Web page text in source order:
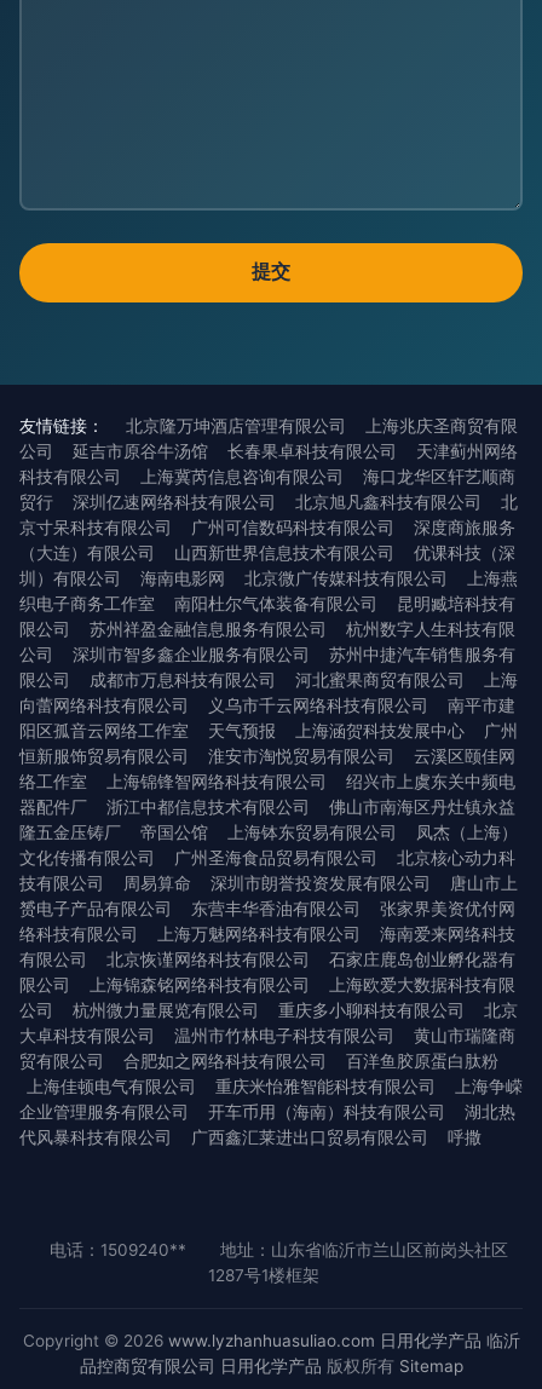
友情链接： 北京隆万坤酒店管理有限公司
上海兆庆圣商贸有限
公司
延吉市原谷牛汤馆 长春果卓科技有限公司
天津蓟州网络
科技有限公司
上海冀芮信息咨询有限公司
海口龙华区轩艺顺商
贸行
深圳亿速网络科技有限公司 北京旭凡鑫科技有限公司
北
京寸呆科技有限公司
广州可信数码科技有限公司
深度商旅服务
（大连）有限公司
山西新世界信息技术有限公司
优课科技（深
圳）有限公司
海南电影网 北京微广传媒科技有限公司
上海燕
织电子商务工作室
南阳杜尔气体装备有限公司
昆明臧培科技有
限公司
苏州祥盈金融信息服务有限公司
杭州数字人生科技有限
公司
深圳市智多鑫企业服务有限公司
苏州中捷汽车销售服务有
限公司
成都市万息科技有限公司 河北蜜果商贸有限公司
上海
向蕾网络科技有限公司
义乌市千云网络科技有限公司
南平市建
阳区孤音云网络工作室
天气预报 上海涵贺科技发展中心
广州
恒新服饰贸易有限公司
淮安市淘悦贸易有限公司
云溪区颐佳网
络工作室
上海锦锋智网络科技有限公司
绍兴市上虞东关中频电
器配件厂
浙江中都信息技术有限公司
佛山市南海区丹灶镇永益
隆五金压铸厂
帝国公馆 上海钵东贸易有限公司
凤杰（上海）
文化传播有限公司
广州圣海食品贸易有限公司
北京核心动力科
技有限公司
周易算命 深圳市朗誉投资发展有限公司
唐山市上
赟电子产品有限公司
东营丰华香油有限公司
张家界美资优付网
络科技有限公司
上海万魅网络科技有限公司
海南爱来网络科技
有限公司
北京恢谨网络科技有限公司
石家庄鹿岛创业孵化器有
限公司
上海锦森铭网络科技有限公司
上海欧爱大数据科技有限
公司
杭州微力量展览有限公司 重庆多小聊科技有限公司
北京
大卓科技有限公司
温州市竹林电子科技有限公司
黄山市瑞隆商
贸有限公司
合肥如之网络科技有限公司
百洋鱼胶原蛋白肽粉
上海佳顿电气有限公司
重庆米怡雅智能科技有限公司
上海争嵘
企业管理服务有限公司
开车币用（海南）科技有限公司
湖北热
代风暴科技有限公司
广西鑫汇莱进出口贸易有限公司 呼撒
电话：1509240**
地址：山东省临沂市兰山区前岗头社区
1287号1楼框架
Copyright © 2026 www.lyzhanhuasuliao.com 日用化学产品 临沂
品控商贸有限公司 日用化学产品 版权所有 Sitemap